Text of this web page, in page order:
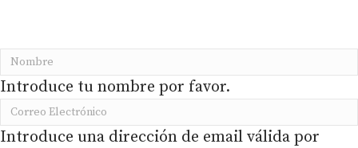
Introduce tu nombre por favor.
Introduce una dirección de email válida por